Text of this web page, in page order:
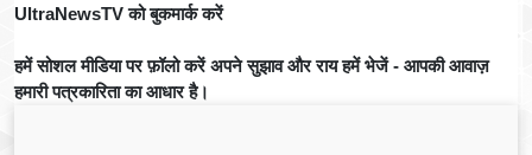
UltraNewsTV को बुकमार्क करें
हमें सोशल मीडिया पर फ़ॉलो करें अपने सुझाव और राय हमें भेजें - आपकी आवाज़
हमारी पत्रकारिता का आधार है।